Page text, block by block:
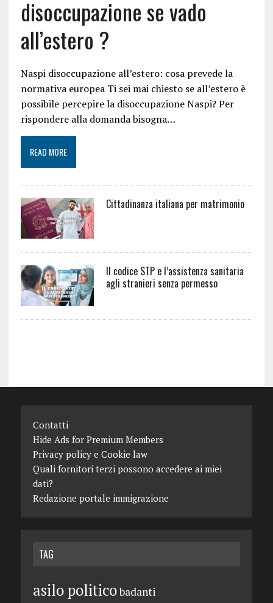
disoccupazione se vado
all’estero ?
Naspi disoccupazione all’estero: cosa prevede la
normativa europea Ti sei mai chiesto se all’estero è
possibile percepire la disoccupazione Naspi? Per
rispondere alla domanda bisogna…
READ MORE
Cittadinanza italiana per matrimonio
Il codice STP e l’assistenza sanitaria
agli stranieri senza permesso
Contatti
Hide Ads for Premium Members
Privacy policy e Cookie law
Quali fornitori terzi possono accedere ai miei
dati?
Redazione portale immigrazione
TAG
asilo politicobadanti